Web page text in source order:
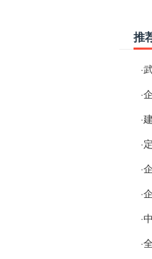
推
·
·
·
·
·
·
·
·